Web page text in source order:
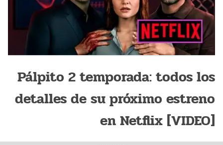
Pálpito 2 temporada: todos los
detalles de su próximo estreno
en Netflix [VIDEO]